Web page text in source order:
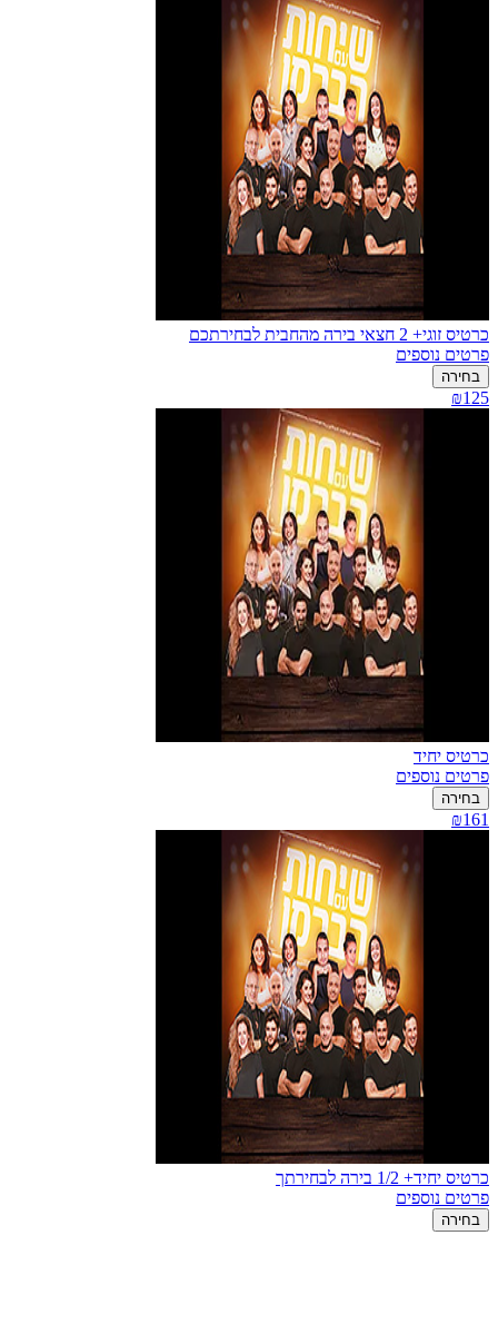
כרטיס זוגי+ 2 חצאי בירה מהחבית לבחירתכם
פרטים נוספים
בחירה
₪125
כרטיס יחיד
פרטים נוספים
בחירה
₪161
כרטיס יחיד+ 1/2 בירה לבחירתך
פרטים נוספים
בחירה